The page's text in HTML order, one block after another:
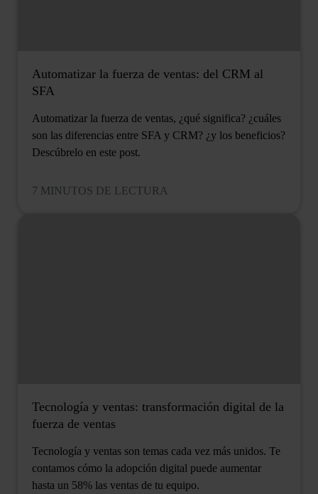
Automatizar la fuerza de ventas: del CRM al
SFA
Automatizar la fuerza de ventas, ¿qué significa? ¿cuáles
son las diferencias entre SFA y CRM? ¿y los beneficios?
Descúbrelo en este post.
7 MINUTOS DE LECTURA
Tecnología y ventas: transformación digital de la
fuerza de ventas
Tecnología y ventas son temas cada vez más unidos. Te
contamos cómo la adopción digital puede aumentar
hasta un 58% las ventas de tu equipo.